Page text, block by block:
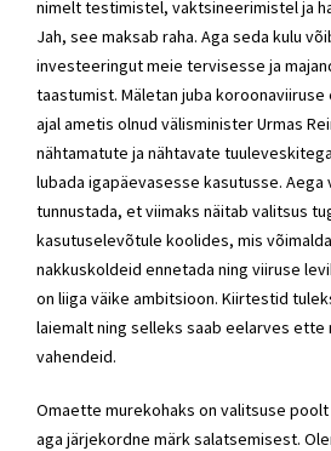
nimelt testimistel, vaktsineerimistel ja
Jah, see maksab raha. Aga seda kulu
investeeringut meie tervisesse ja
taastumist. Mäletan juba
ajal ametis olnud välisminister Urmas
nähtamatute ja nähtavate
lubada igapäevasesse kasutusse.
tunnustada, et viimaks näitab valitsus
kasutuselevõtule koolides, mis
nakkuskoldeid ennetada ning viiruse
on liiga väike ambitsioon. Kiirtestid
laiemalt ning selleks saab eelarves ette
vahendeid.
Omaette murekohaks on valitsuse
aga järjekordne märk salatsemisest.